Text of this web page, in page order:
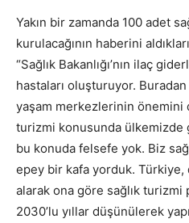
Yakın bir zamanda 100 adet
kurulacağının haberini
“Sağlık Bakanlığı’nın ilaç
hastaları oluşturuyor. Buradan
yaşam merkezlerinin önemini
turizmi konusunda ülkemizde
bu konuda felsefe yok. Biz
epey bir kafa yorduk.
alarak ona göre sağlık turizmi
2030’lu yıllar düşünülerek